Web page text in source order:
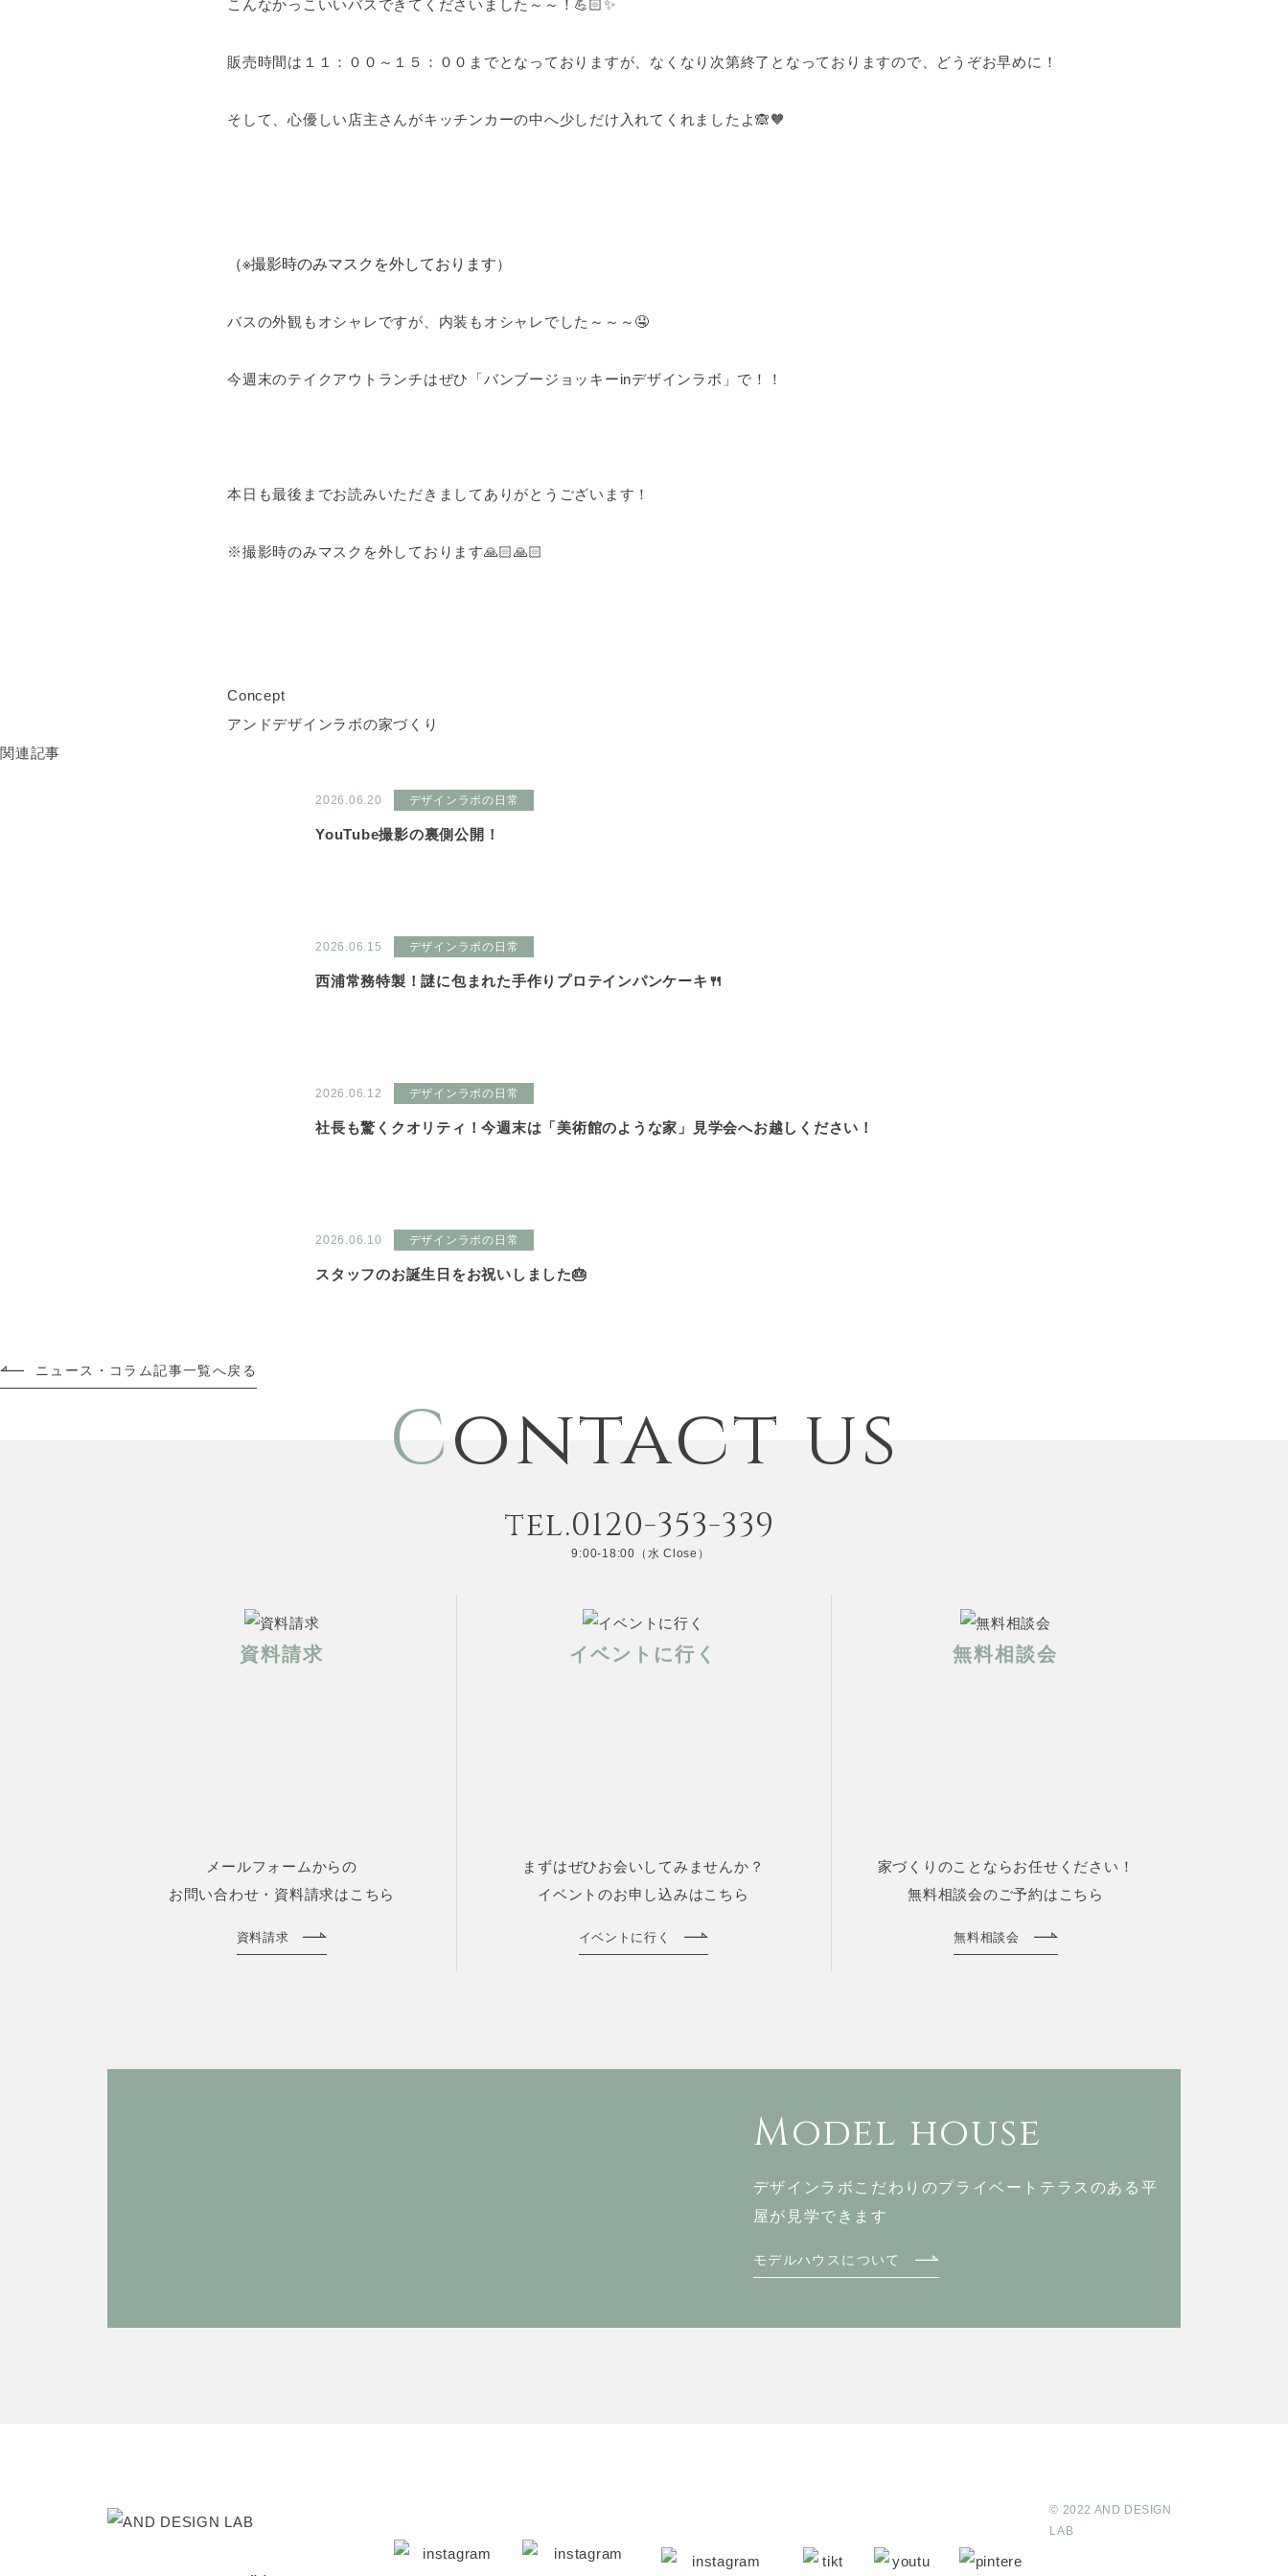
こんなかっこいいバスできてくださいました～～！💪🏻✨
販売時間は１１：００～１５：００までとなっておりますが、なくなり次第終了となっておりますので、どうぞお早めに！
そして、心優しい店主さんがキッチンカーの中へ少しだけ入れてくれましたよ🙈🧡
（※撮影時のみマスクを外しております）
バスの外観もオシャレですが、内装もオシャレでした～～～🤤
今週末のテイクアウトランチはぜひ「バンブージョッキーinデザインラボ」で！！
本日も最後までお読みいただきましてありがとうございます！
※撮影時のみマスクを外しております🙏🏻🙏🏻
Concept
アンドデザインラボの家づくり
関連記事
2026.06.20 デザインラボの日常
YouTube撮影の裏側公開！
2026.06.15 デザインラボの日常
西浦常務特製！謎に包まれた手作りプロテインパンケーキ🍴
2026.06.12 デザインラボの日常
社長も驚くクオリティ！今週末は「美術館のような家」見学会へお越しください！
2026.06.10 デザインラボの日常
スタッフのお誕生日をお祝いしました🎂
ニュース・コラム記事一覧へ戻る
Contact us
tel.0120-353-339
9:00-18:00（水 Close）
資料請求
メールフォームからの
お問い合わせ・資料請求はこちら
資料請求
イベントに行く
まずはぜひお会いしてみませんか？
イベントのお申し込みはこちら
イベントに行く
無料相談会
家づくりのことならお任せください！
無料相談会のご予約はこちら
無料相談会
Model house
デザインラボこだわりのプライベートテラスのある 平
屋が見学できます
モデルハウスについて
© 2022 AND DESIGN
LAB